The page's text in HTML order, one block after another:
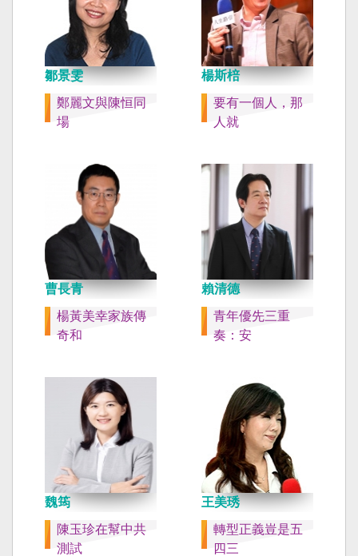
鄒景雯
鄭麗文與陳恒同
場
楊斯棓
要有一個人，那
人就
曹長青
楊黃美幸家族傳
奇和
賴清德
青年優先三重
奏：安
魏筠
陳玉珍在幫中共
測試
王美琇
轉型正義豈是五
四三